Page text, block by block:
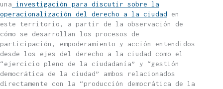
una investigación para discutir sobre la
operacionalización del derecho a la ciudad en
este territorio, a partir de la observación de
cómo se desarrollan los procesos de
participación, empoderamiento y acción entendidos
desde los ejes del derecho a la ciudad como el
“ejercicio pleno de la ciudadanía” y “gestión
democrática de la ciudad” ambos relacionados
directamente con la “producción democrática de la